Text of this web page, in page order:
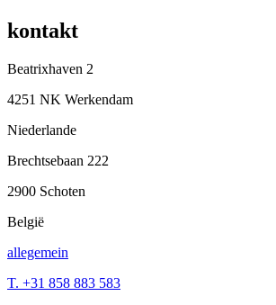
kontakt
Beatrixhaven 2
4251 NK Werkendam
Niederlande
Brechtsebaan 222
2900 Schoten
België
allegemein
T. +31 858 883 583